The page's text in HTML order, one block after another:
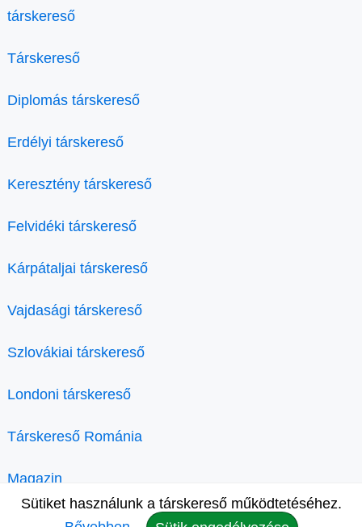
társkereső
Társkereső
Diplomás társkereső
Erdélyi társkereső
Keresztény társkereső
Felvidéki társkereső
Kárpátaljai társkereső
Vajdasági társkereső
Szlovákiai társkereső
Londoni társkereső
Társkereső Románia
Magazin
Sütiket használunk a társkereső működtetéséhez.